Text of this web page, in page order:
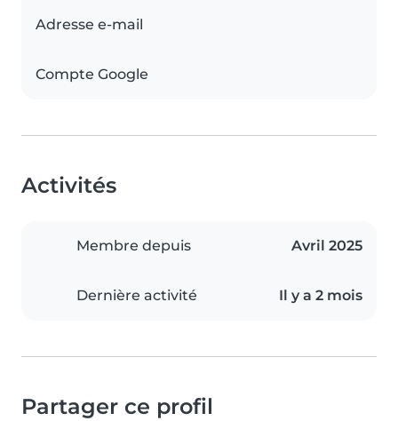
Adresse e-mail
Compte Google
Activités
Membre depuis Avril 2025
Dernière activité Il y a 2 mois
Partager ce profil